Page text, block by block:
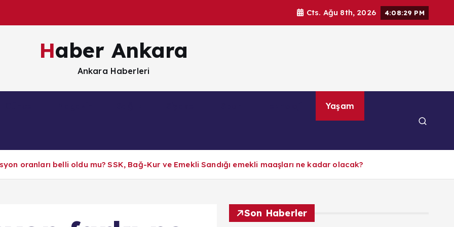
Cts. Ağu 8th, 2026 4:08:30 PM
Haber Ankara
Ankara Haberleri
Yaşam
oranları belli oldu mu? SSK, Bağ-Kur ve Emekli Sandığı emekli maaşları ne kadar olacak?
Son Haberler